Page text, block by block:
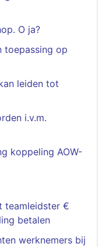
O ja?
toepassing op
leiden tot
i.v.m.
koppeling AOW-
teamleidster €
betalen
werknemers bij